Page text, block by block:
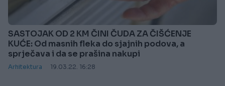
SASTOJAK OD 2 KM ČINI ČUDA ZA ČIŠĆENJE
KUĆE: Od masnih fleka do sjajnih podova, a
sprječava i da se prašina nakupi
Arhitektura 19.03.22. 16:28